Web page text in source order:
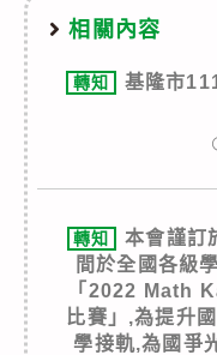
相關內容
轉知
基隆市
轉知
本會謹訂
間於全國各級
「2022 Math
比賽」,為提升
學接軌,為國爭